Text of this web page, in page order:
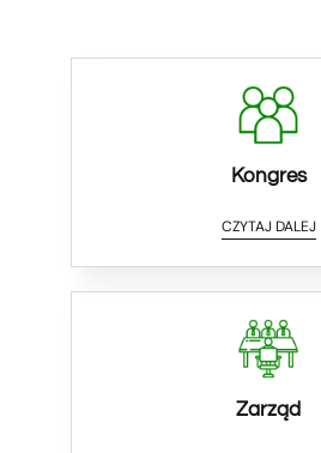
Kongres
CZYTAJ DALEJ
Zarząd